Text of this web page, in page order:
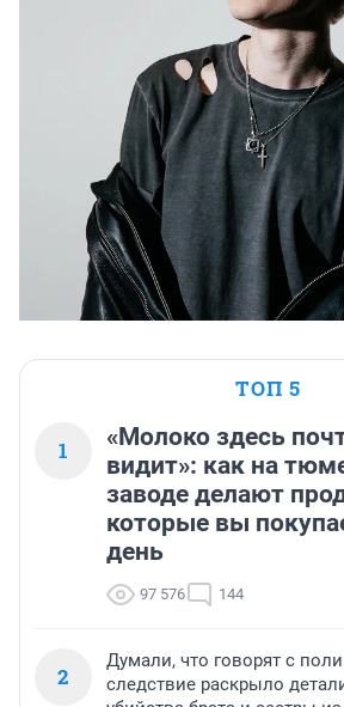
ТОП 5
1
«Молоко здесь
видит»: как на
заводе делают
которые вы
день
97 576 144
2
Думали, что говорят с
следствие раскрыло